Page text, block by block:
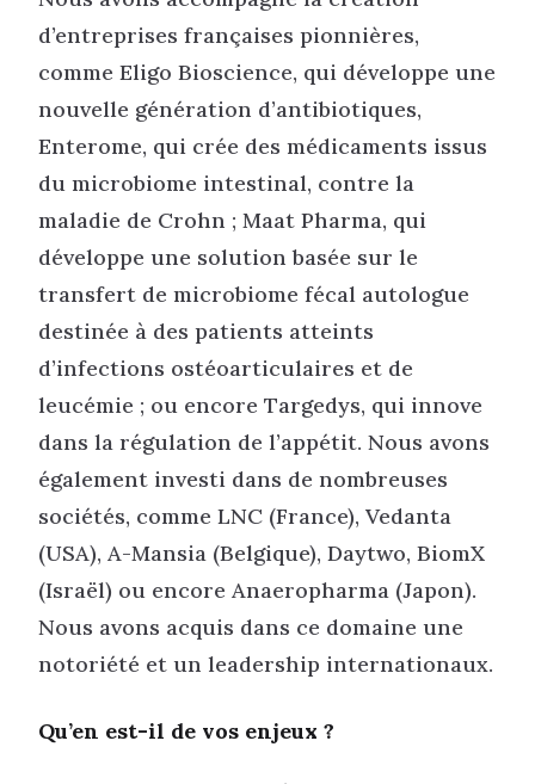
d’entreprises françaises pionnières,
comme Eligo Bioscience, qui développe une
nouvelle génération d’antibiotiques,
Enterome, qui crée des médicaments issus
du microbiome intestinal, contre la
maladie de Crohn ; Maat Pharma, qui
développe une solution basée sur le
transfert de microbiome fécal autologue
destinée à des patients atteints
d’infections ostéoarticulaires et de
leucémie ; ou encore Targedys, qui innove
dans la régulation de l’appétit. Nous avons
également investi dans de nombreuses
sociétés, comme LNC (France), Vedanta
(USA), A-Mansia (Belgique), Daytwo, BiomX
(Israël) ou encore Anaeropharma (Japon).
Nous avons acquis dans ce domaine une
notoriété et un leadership internationaux.
Qu’en est-il de vos enjeux ?